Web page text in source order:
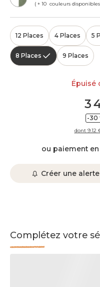
12 Places 4 Places 5
8 Places 9 Places
3
-30
dont 9.12
ou paiement
Créer une alerte
Complétez votre